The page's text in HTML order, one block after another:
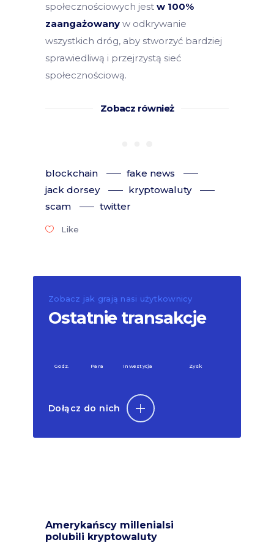
społecznościowych jest w 100%
zaangażowany w odkrywanie
wszystkich dróg, aby stworzyć bardziej
sprawiedliwą i przejrzystą sieć
społecznościową.
Zobacz również
blockchain
fake news
jack dorsey
kryptowaluty
scam
twitter
Like
Zobacz jak grają nasi użytkownicy
Ostatnie transakcje
Godz. Para Inwestycja Zysk
Dołącz do nich
Amerykańscy millenialsi
polubili kryptowaluty